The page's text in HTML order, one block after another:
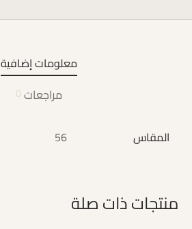
معلومات إضافية
مراجعات0
المقاس 56
منتجات ذات صلة